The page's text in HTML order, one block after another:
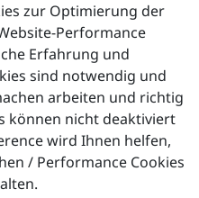
zur Optimierung der
Performance
Erfahrung und
sind notwendig und
arbeiten und richtig
können nicht deaktiviert
wird Ihnen helfen,
/ Performance Cookies